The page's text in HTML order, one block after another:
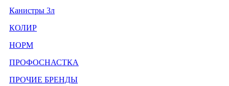
Канистры 3л
КОЛИР
НОРМ
ПРОФОСНАСТКА
ПРОЧИЕ БРЕНДЫ